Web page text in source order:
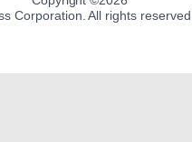
Corporation. All rights reserved.